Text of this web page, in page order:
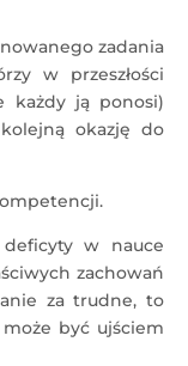
zadania
w przeszłości
każdy ją ponosi)
okazję do
deficyty w nauce
zachowań
za trudne, to
być ujściem